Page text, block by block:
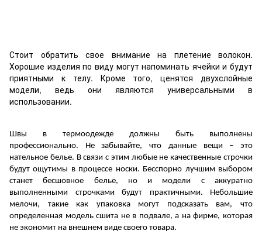
Стоит обратить свое внимание на плетение волокон.
Хорошие изделия по виду могут напоминать ячейки и будут
приятными к телу. Кроме того, ценятся двухслойные
модели, ведь они являются универсальными в
использовании.
Швы в термоодежде должны быть выполнены
профессионально. Не забывайте, что данные вещи – это
нательное белье. В связи с этим любые не качественные строчки
будут ощутимы в процессе носки. Бесспорно лучшим выбором
станет бесшовное белье, но и модели с аккуратно
выполненными строчками будут практичными. Небольшие
мелочи, такие как упаковка могут подсказать вам, что
определенная модель сшита не в подвале, а на фирме, которая
не экономит на внешнем виде своего товара.